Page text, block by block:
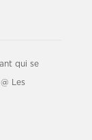
qui se
Les